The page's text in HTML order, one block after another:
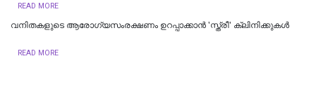
READ MORE
വനിതകളുടെ ആരോഗ്യസംരക്ഷണം ഉറപ്പാക്കാൻ 'സ്ത്രീ' ക്ലിനിക്കുകൾ
READ MORE